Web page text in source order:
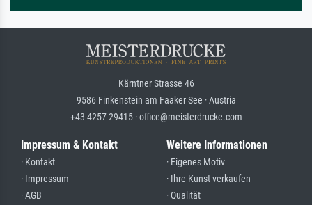
Kärntner Strasse 46
9586 Finkenstein am Faaker See · Austria
+43 4257 29415 · office@meisterdrucke.com
Impressum & Kontakt
· Kontakt
· Impressum
· AGB
Weitere Informationen
· Eigenes Motiv
· Ihre Kunst verkaufen
· Qualität